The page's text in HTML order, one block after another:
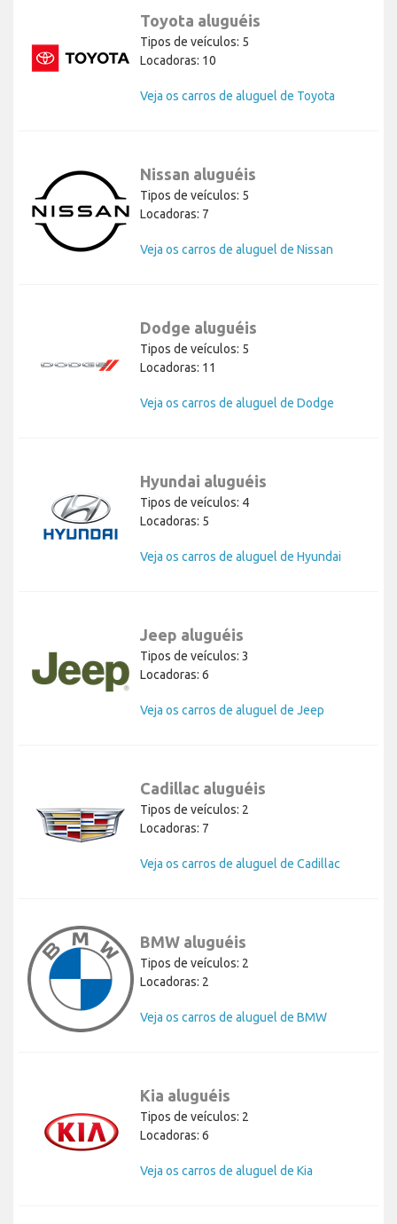
Toyota aluguéis
Tipos de veículos: 5
Locadoras: 10
Veja os carros de aluguel de Toyota
Nissan aluguéis
Tipos de veículos: 5
Locadoras: 7
Veja os carros de aluguel de Nissan
Dodge aluguéis
Tipos de veículos: 5
Locadoras: 11
Veja os carros de aluguel de Dodge
Hyundai aluguéis
Tipos de veículos: 4
Locadoras: 5
Veja os carros de aluguel de Hyundai
Jeep aluguéis
Tipos de veículos: 3
Locadoras: 6
Veja os carros de aluguel de Jeep
Cadillac aluguéis
Tipos de veículos: 2
Locadoras: 7
Veja os carros de aluguel de Cadillac
BMW aluguéis
Tipos de veículos: 2
Locadoras: 2
Veja os carros de aluguel de BMW
Kia aluguéis
Tipos de veículos: 2
Locadoras: 6
Veja os carros de aluguel de Kia